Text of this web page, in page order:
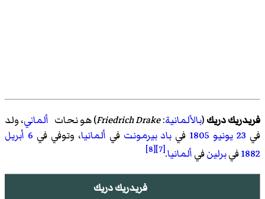
فريدريك دريك(بالألمانية:
Friedrich Drake)‏ هو نحات ألماني، ولد
في 23 يونيو 1805 في باد بيرمونت في ألمانيا، وتوفي في 6 أبريل
1882فيبرلينفيألمانيا.
[7]
[8]
فريدريك دريك